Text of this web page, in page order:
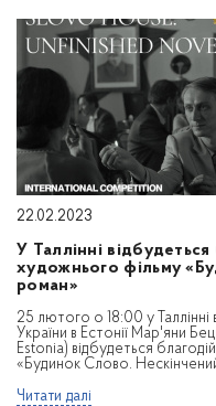
22.02.2023
У Таллінні
художнього фільму
роман»
25 лютого о 18:00 у Таллінні
України в Естонії Мар'яни
Estonia) відбудеться
«Будинок Слово.
Читати далі